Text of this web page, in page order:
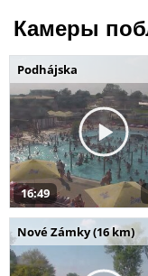
Камеры
Podhájska
16:49
Nové Zámky (16 km)